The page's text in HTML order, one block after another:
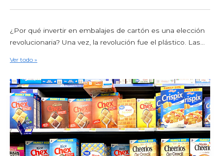
¿Por qué invertir en embalajes de cartón es una elección
revolucionaria? Una vez, la revolución fue el plástico. Las...
Ver todo »